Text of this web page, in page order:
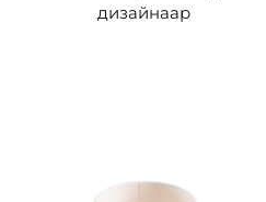
дизайнаар